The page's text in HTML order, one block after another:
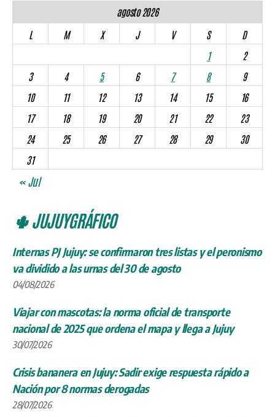
agosto 2026
L
M X J V S
D
1
2
3
4 5 6 7 8
9
10
11 12 13 14 15
16
17
18 19 20 21 22
23
24
25 26 27 28 29
30
31
« Jul
🌵 JUJUYGRÁFICO
Internas PJ Jujuy: se confirmaron tres listas y el peronismo
va dividido a las urnas del 30 de agosto
04/08/2026
Viajar con mascotas: la norma oficial de transporte
nacional de 2025 que ordena el mapa y llega a Jujuy
30/07/2026
Crisis bananera en Jujuy: Sadir exige respuesta rápido a
Nación por 8 normas derogadas
28/07/2026